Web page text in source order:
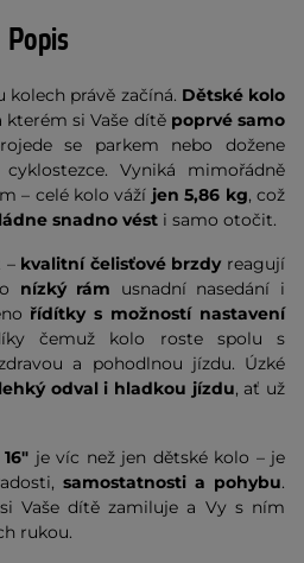
Popis
kolech právě začíná. Dětské kolo
kterém si Vaše dítě poprvé samo
se parkem nebo dožene
Vyniká mimořádně
– celé kolo váží jen 5,86 kg, což
snadno vést i samo otočit.
– kvalitní čelisťové brzdyreagují
nízký rám usnadní nasedání i
řídítky s možností nastavení
čemuž kolo roste spolu s
a pohodlnou jízdu. Úzké
lehký odval i hladkou jízdu, ať už
je víc než jen dětské kolo – je
samostatnosti a pohybu.
Vaše dítě zamiluje a Vy s ním
rukou.